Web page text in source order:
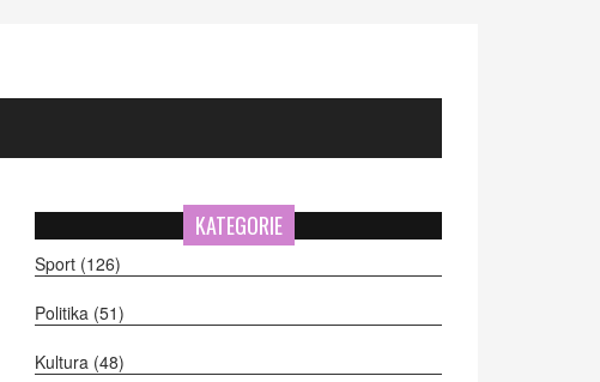
KATEGORIE
Sport (126)
Politika (51)
Kultura (48)